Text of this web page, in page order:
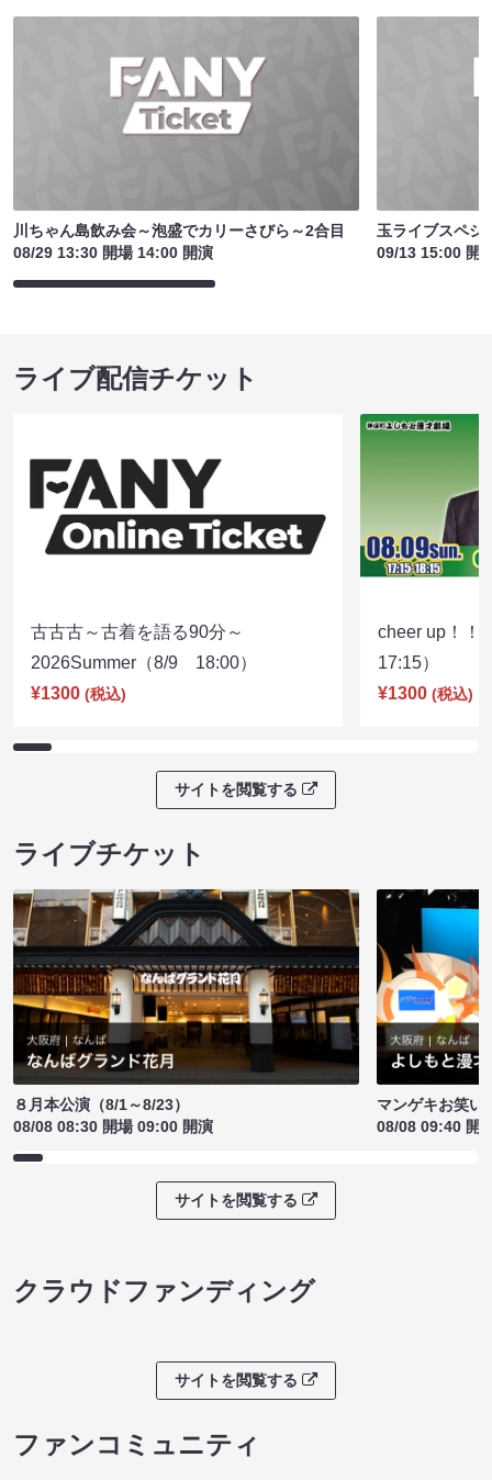
川ちゃん島飲み会～泡盛でカリーさびら～2合目
08/29 13:30 開場 14:00 開演
玉ライブスペシ
09/13 15:00 開
ライブ配信チケット
古古古～古着を語る90分～
2026Summer（8/9 18:00）
¥1300 (税込)
cheer up！
17:15）
¥1300 (税込)
サイトを閲覧する
ライブチケット
８月本公演（8/1～8/23）
08/08 08:30 開場 09:00 開演
マンゲキお笑い
08/08 09:40 開
サイトを閲覧する
クラウドファンディング
サイトを閲覧する
ファンコミュニティ